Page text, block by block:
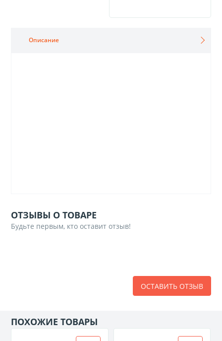
Описание
ОТЗЫВЫ О ТОВАРЕ
Будьте первым, кто оставит отзыв!
ОСТАВИТЬ ОТЗЫВ
ПОХОЖИЕ ТОВАРЫ